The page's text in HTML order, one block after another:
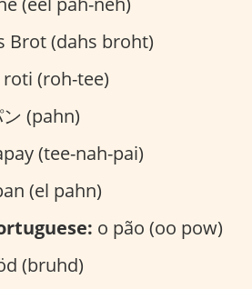
Brot (dahs broht)
roti (roh-tee)
(pahn)
(tee-nah-pai)
(el pahn)
o pão (oo pow)
(bruhd)